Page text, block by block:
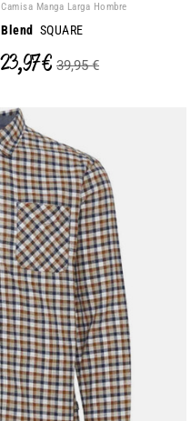
Camisa Manga Larga Hombre
Blend SQUARE
23,97 € 39,95 €